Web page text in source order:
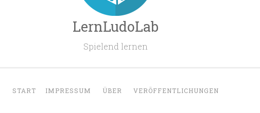
LernLudoLab
Spielend lernen
START IMPRESSUM ÜBER VERÖFFENTLICHUNGEN